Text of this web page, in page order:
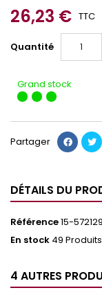
26,23 € TTC
Quantité
Grand stock
Partager
DÉTAILS DU
Référence15-572129
En stock 49 Produits
4 AUTRES